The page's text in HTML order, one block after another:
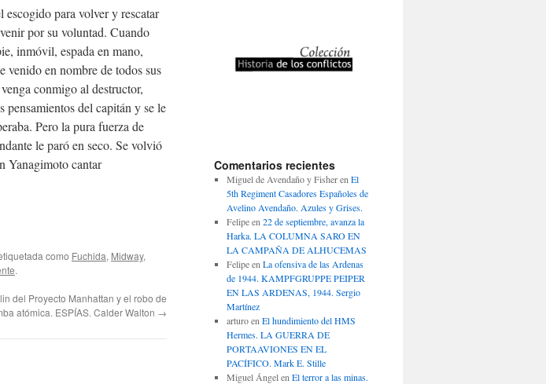
para volver y rescatar
por su voluntad. Cuando
inmóvil, espada en mano,
en nombre de todos sus
conmigo al destructor,
del capitán y se le
Pero la pura fuerza de
le paró en seco. Se volvió
Yanagimoto cantar
como Fuchida, Midway,
.
del Proyecto Manhattan y el robo de
atómica. ESPÍAS. Calder Walton →
Comentarios recientes
Miguel de Avendaño y Fisheren El
5th Regiment Casadores Españoles de
Avelino Avendaño. Azules y Grises.
Felipeen 22 de septiembre, avanza la
Harka. LA COLUMNA SARO EN
LA CAMPAÑA DE ALHUCEMAS
Felipeen La ofensiva de las Ardenas
de 1944. KAMPFGRUPPE PEIPER
EN LAS ARDENAS, 1944. Sergio
Martínez
arturoen El hundimiento del HMS
Hermes. LA GUERRA DE
PORTAAVIONES EN EL
PACÍFICO. Mark E. Stille
Miguel Ángelen El terror a las minas.